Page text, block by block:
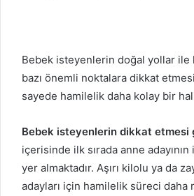
Bebek isteyenlerin doğal yollar ile
bazı önemli noktalara dikkat
sayede hamilelik daha kolay bir hal
Bebek isteyenlerin dikkat etmesi
içerisinde ilk sırada anne
yer almaktadır. Aşırı kilolu ya da
adayları için hamilelik süreci daha